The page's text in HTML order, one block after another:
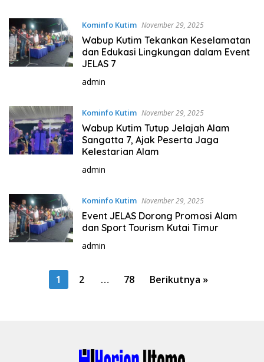
Kominfo Kutim November 29, 2025
Wabup Kutim Tekankan Keselamatan
dan Edukasi Lingkungan dalam Event
JELAS 7
admin
Kominfo Kutim November 29, 2025
Wabup Kutim Tutup Jelajah Alam
Sangatta 7, Ajak Peserta Jaga
Kelestarian Alam
admin
Kominfo Kutim November 29, 2025
Event JELAS Dorong Promosi Alam
dan Sport Tourism Kutai Timur
admin
1 2 … 78 Berikutnya »